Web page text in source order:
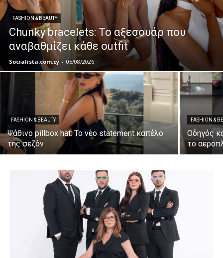
FASHION & BEAUTY
Chunky bracelets: Το αξεσουάρ που
αναβαθμίζει κάθε outfit
Socialista.com.cy - 05/08/2026
FASHION & BEAUTY
Ψάθινο pillbox hat: Το νέο statement καπέλο
της σεζόν
FASHION &
Oδηγός
το